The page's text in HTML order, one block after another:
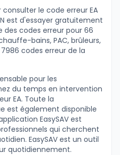
le code erreur EA
est d'essayer gratuitement
des codes erreur pour 66
bains, PAC, brûleurs,
codes erreur de la
pour les
du temps en intervention
EA. Toute la
est également disponible
EasySAV est
qui cherchent
EasySAV est un outil
quotidiennement.